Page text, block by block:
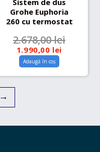
Grohe Euphoria
260 cu termostat
2.678,00lei
1.990,00 lei
Adaugă în coș
→